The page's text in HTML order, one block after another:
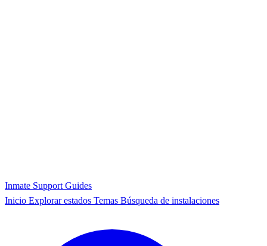
Inmate Support Guides
Inicio Explorar estados Temas Búsqueda de instalaciones